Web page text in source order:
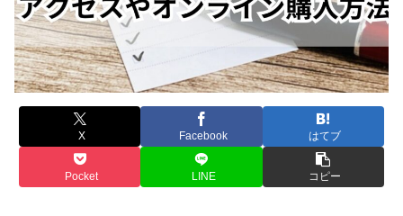
X Facebook はてブ
Pocket LINE コピー